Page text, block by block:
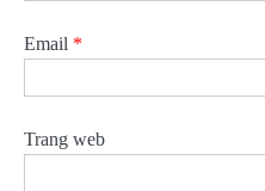
Email *
Trang web